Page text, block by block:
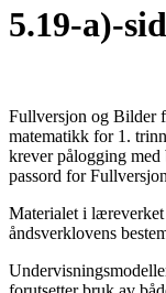
5.19-a)-
Fullversjon og Bilder
matematikk for 1.
krever pålogging
passord for
Materialet i læreverket
åndsverklovens